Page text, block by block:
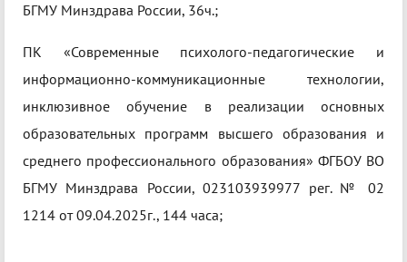
БГМУ Минздрава России, 36ч.;
ПК «Современные психолого-педагогические и
информационно-коммуникационные технологии,
инклюзивное обучение в реализации основных
образовательных программ высшего образования и
среднего профессионального образования» ФГБОУ ВО
БГМУ Минздрава России, 023103939977 рег. № 02
1214 от 09.04.2025г., 144 часа;